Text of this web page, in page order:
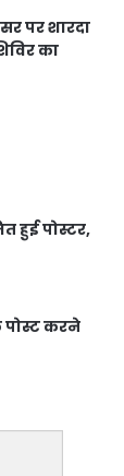
पर शारदा
का
हुई पोस्टर,
पोस्ट करने